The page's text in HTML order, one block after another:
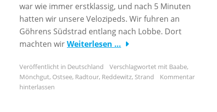
war wie immer erstklassig, und nach 5 Minuten
hatten wir unsere Velozipeds. Wir fuhren an
Göhrens Südstrad entlang nach Lobbe. Dort
machten wirWeiterlesen …
Veröffentlicht in Deutschland Verschlagwortet mit Baabe,
Mönchgut, Ostsee, Radtour, Reddewitz, Strand
Kommentar
hinterlassen